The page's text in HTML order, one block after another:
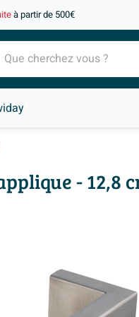
à partir de 500€
-